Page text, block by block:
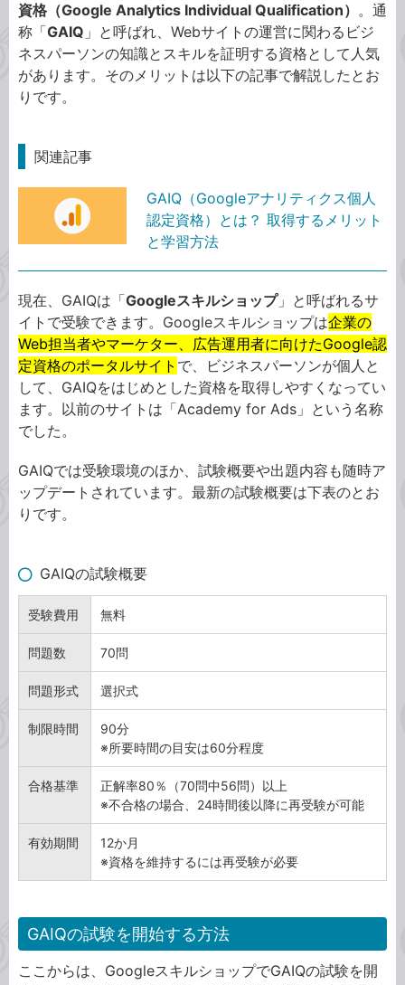
資格（Google Analytics Individual Qualification） 。通
称「GAIQ 」と呼ばれ、Webサイトの運営に関わるビジ
ネスパーソンの知識とスキルを証明する資格として人気
があります。そのメリットは以下の記事で解説したとお
りです。
関連記事
GAIQ（Googleアナリティクス個人
認定資格）とは？ 取得するメリット
と学習方法
現在、GAIQは「Googleスキルショップ」と呼ばれるサ
イトで受験できます。Googleスキルショップは企業の
Web担当者やマーケター、広告運用者に向けたGoogle認
定資格のポータルサイト で、ビジネスパーソンが個人と
して、GAIQをはじめとした資格を取得しやすくなってい
ます。以前のサイトは「Academy for Ads」という名称
でした。
GAIQでは受験環境のほか、試験概要や出題内容も随時ア
ップデートされています。最新の試験概要は下表のとお
りです。
GAIQの試験概要
受験費用 無料
問題数 70問
問題形式 選択式
制限時間
90分
※所要時間の目安は60分程度
合格基準
正解率80％（70問中56問）以上
※不合格の場合、24時間後以降に再受験が可能
有効期間
12か月
※資格を維持するには再受験が必要
GAIQの試験を開始する方法
ここからは、GoogleスキルショップでGAIQの試験を開